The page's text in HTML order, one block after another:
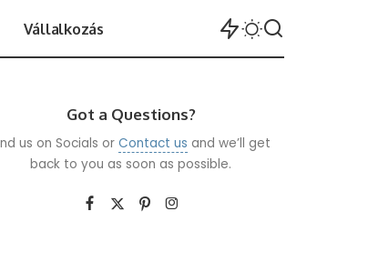
Vállalkozás
Got a Questions?
us on Socials orContact us and we’ll get
back to you as soon as possible.